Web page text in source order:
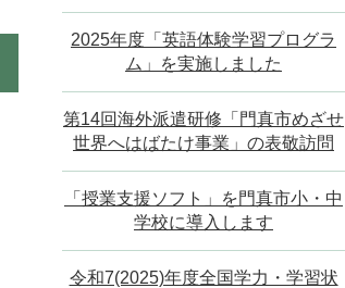
2025年度「英語体験学習プログラ
ム」を実施しました
第14回海外派遣研修「門真市めざせ
世界へはばたけ事業」の表敬訪問
「授業支援ソフト」を門真市小・中
学校に導入します
令和7(2025)年度全国学力・学習状